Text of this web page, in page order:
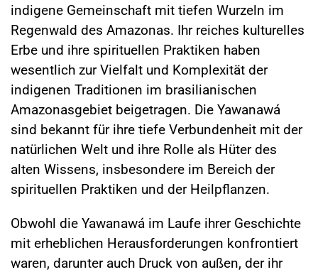
indigene Gemeinschaft mit tiefen Wurzeln im
Regenwald des Amazonas. Ihr reiches kulturelles
Erbe und ihre spirituellen Praktiken haben
wesentlich zur Vielfalt und Komplexität der
indigenen Traditionen im brasilianischen
Amazonasgebiet beigetragen. Die Yawanawá
sind bekannt für ihre tiefe Verbundenheit mit der
natürlichen Welt und ihre Rolle als Hüter des
alten Wissens, insbesondere im Bereich der
spirituellen Praktiken und der Heilpflanzen.
Obwohl die Yawanawá im Laufe ihrer Geschichte
mit erheblichen Herausforderungen konfrontiert
waren, darunter auch Druck von außen, der ihr